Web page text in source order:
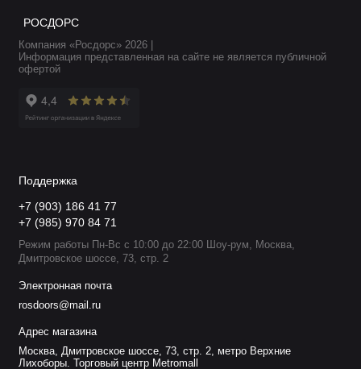
РОСДОРС
Компания «Росдорс» 2026 |
Информация представленная на сайте не является публичной
офертой
Поддержка
+7 (903) 186 41 77
+7 (985) 970 84 71
Режим работы Пн-Вс с 10:00 до 22:00 Шоу-рум, Москва,
Дмитровское шоссе, 73, стр. 2
Электронная почта
rosdoors@mail.ru
Адрес магазина
Москва, Дмитровское шоссе, 73, стр. 2, метро Верхние
Лихоборы. Торговый центр Metromall